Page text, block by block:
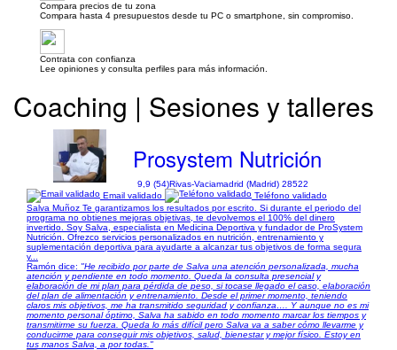
Compara precios de tu zona
Compara hasta 4 presupuestos desde tu PC o smartphone, sin compromiso.
Contrata con confianza
Lee opiniones y consulta perfiles para más información.
Coaching | Sesiones y talleres
Prosystem Nutrición
9,9 (54)Rivas-Vaciamadrid (Madrid) 28522
Email validado
Teléfono validado
Salva Muñoz Te garantizamos los resultados por escrito. Si durante el periodo del
programa no obtienes mejoras objetivas, te devolvemos el 100% del dinero
invertido. Soy Salva, especialista en Medicina Deportiva y fundador de ProSystem
Nutrición. Ofrezco servicios personalizados en nutrición, entrenamiento y
suplementación deportiva para ayudarte a alcanzar tus objetivos de forma segura
y...
Ramón dice: "He recibido por parte de Salva una atención personalizada, mucha
atención y pendiente en todo momento. Queda la consulta presencial y
elaboración de mi plan para pérdida de peso, si tocase llegado el caso, elaboración
del plan de alimentación y entrenamiento. Desde el primer momento, teniendo
claros mis objetivos, me ha transmitido seguridad y confianza…. Y aunque no es mi
momento personal óptimo, Salva ha sabido en todo momento marcar los tiempos y
transmitirme su fuerza. Queda lo más difícil pero Salva va a saber cómo llevarme y
conducirme para conseguir mis objetivos, salud, bienestar y mejor físico. Estoy en
tus manos Salva, a por todas."